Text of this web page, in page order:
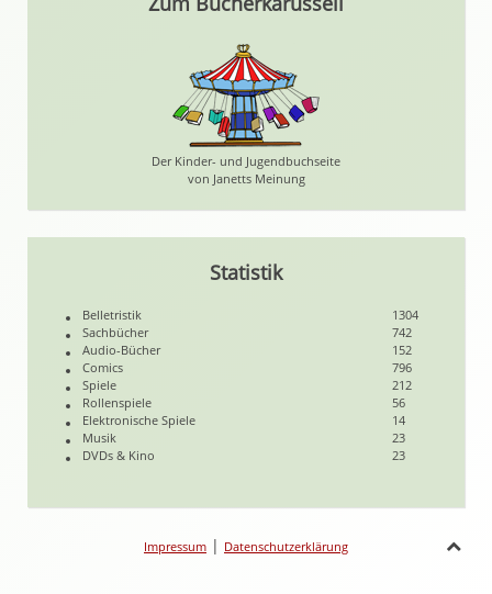
Der Kinder- und Jugendbuchseite
von Janetts Meinung
Statistik
Belletristik
1304
Sachbücher
742
Audio-Bücher
152
Comics
796
Spiele
212
Rollenspiele
56
Elektronische Spiele
14
Musik
23
DVDs & Kino
23
Impressum | Datenschutzerklärung